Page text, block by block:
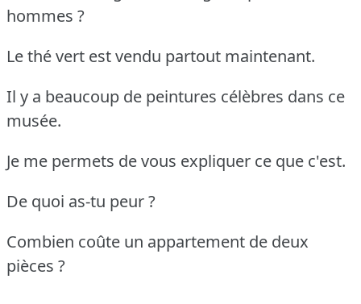
hommes ?
Le thé vert est vendu partout maintenant.
Il y a beaucoup de peintures célèbres dans ce
musée.
Je me permets de vous expliquer ce que c'est.
De quoi as-tu peur ?
Combien coûte un appartement de deux
pièces ?